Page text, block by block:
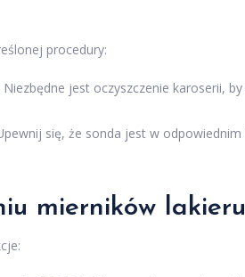
procedury:
Niezbędne jest oczyszczenie karoserii, by
się, że sonda jest w
mierników lakieru